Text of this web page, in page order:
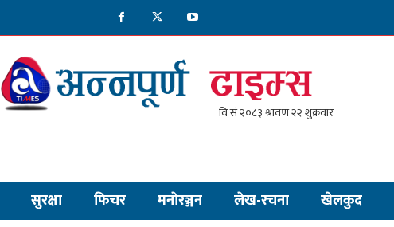
सुरक्षा फिचर मनाेरञ्जन लेख-रचना खेलकुद